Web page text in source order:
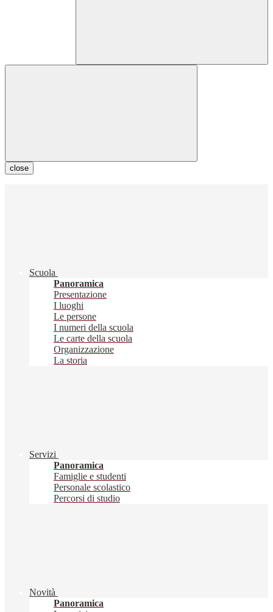
close
Scuola
Panoramica
Presentazione
I luoghi
Le persone
I numeri della scuola
Le carte della scuola
Organizzazione
La storia
Servizi
Panoramica
Famiglie e studenti
Personale scolastico
Percorsi di studio
Novità
Panoramica